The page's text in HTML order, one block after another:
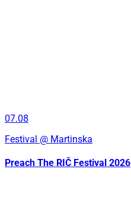
07.08
Festival @ Martinska
Preach The RIČ Festival 2026